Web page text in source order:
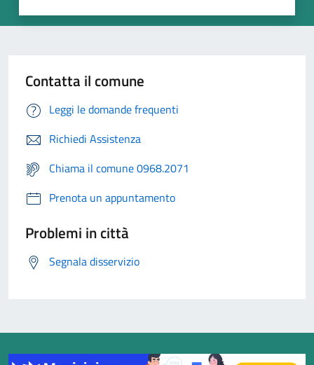
Contatta il comune
Leggi le domande frequenti
Richiedi Assistenza
Chiama il comune 0968.2071
Prenota un appuntamento
Problemi in città
Segnala disservizio